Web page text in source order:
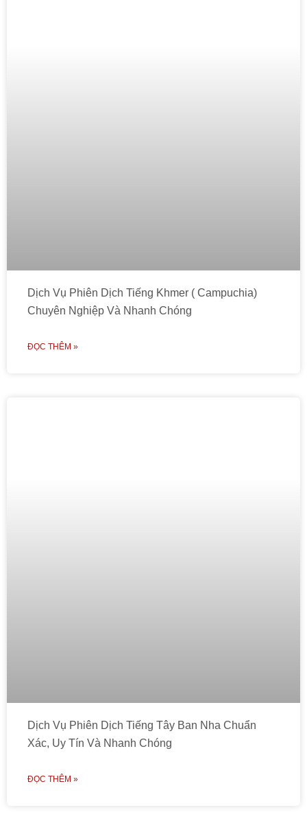
Dịch Vụ Phiên Dịch Tiếng Khmer ( Campuchia)
Chuyên Nghiệp Và Nhanh Chóng
ĐỌC THÊM »
Dịch Vụ Phiên Dịch Tiếng Tây Ban Nha Chuẩn
Xác, Uy Tín Và Nhanh Chóng
ĐỌC THÊM »